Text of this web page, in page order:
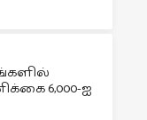
6,000-ஐ